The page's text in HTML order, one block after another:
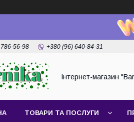
56-98 +380 (96) 640-84-31
Інтернет-магазин
ТОВАРИ ТА ПОСЛУГИ